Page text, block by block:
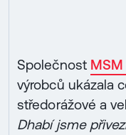
Společnost
výrobců ukázala
středorážové a
Dhabí jsme